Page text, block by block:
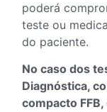
poderá
teste ou
do paciente.
No caso dos
Diagnóstica,
compacto